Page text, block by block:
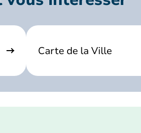
Carte de la Ville